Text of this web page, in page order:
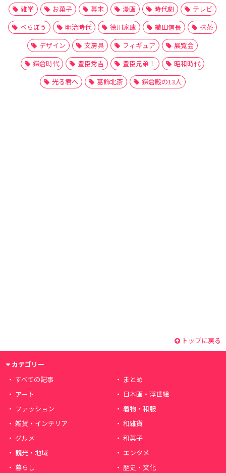
雑学
お菓子 幕末 漫画 時代劇
テレビ
べらぼう
明治時代 徳川家康 織田信長
抹茶
デザイン
文房具 フィギュア
展覧会
鎌倉時代
豊臣秀吉 豊臣兄弟！
昭和時代
光る君へ
葛飾北斎 鎌倉殿の13人
トップに戻る
カテゴリー
すべての記事
まとめ
アート
日本画・浮世絵
ファッション
着物・和服
雑貨・インテリア
和雑貨
グルメ
和菓子
観光・地域
エンタメ
暮らし
歴史・文化